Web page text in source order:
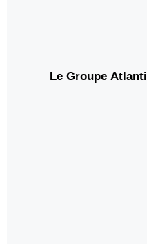
Le Groupe